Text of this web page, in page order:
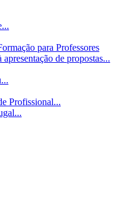
para Professores
de propostas...
Profissional...